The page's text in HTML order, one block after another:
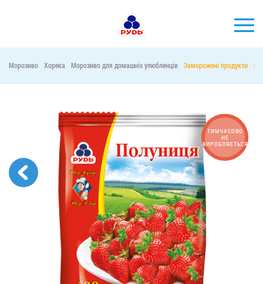
КОМПАНІЯ
СПОЖИВАЧАМ
АКЦІЇ
ПРЕС-ЦЕНТР
ХОРЕКА
Тендерні закупівлі
Контакти
Вакансії
Морозиво Хорека Морозиво для домашніх улюбленців Заморожені продукти
ТИМЧАСОВО
НЕ
ВИРОБЛЯЄТЬСЯ